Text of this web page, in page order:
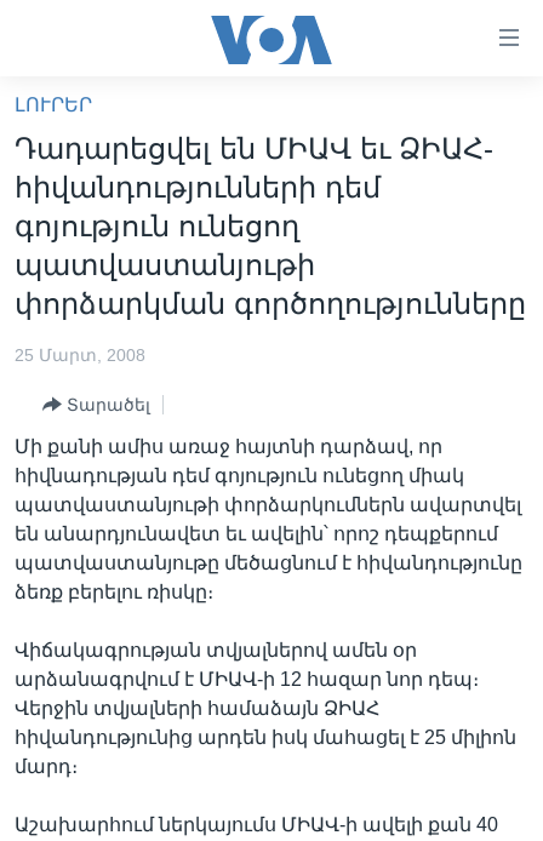
հիմնական
բովանդակությանը
անցնել
հիմնական
բովանդակությանը
հիմնական
բովանդակություն
ԼՈՒՐԵՐ
ՏԵՍԱՆՅՈՒԹԵՐ
ՖԻԼՄԵՐ
ՖԻԼՄԵՐ
ՄԵՐ ՄԱՍԻՆ
ԿԱՊ ՄԵԶ ՀԵՏ
Learning English
ՀԵՏԵՒԵՔ ՄԵԶ
ԼՈՒՐԵՐ
Դադարեցվել են ՄԻԱՎ եւ ՁԻԱՀ-
հիվանդությունների դեմ
գոյություն ունեցող
պատվաստանյութի
փորձարկման գործողությունները
25 Մարտ, 2008
Տարածել
Մի քանի ամիս առաջ հայտնի դարձավ, որ
հիվնադության դեմ գոյություն ունեցող միակ
պատվաստանյութի փորձարկումներն ավարտվել
են անարդյունավետ եւ ավելին՝ որոշ դեպքերում
պատվաստանյութը մեծացնում է հիվանդությունը
ձեռք բերելու ռիսկը։
Վիճակագրության տվյալներով ամեն օր
արձանագրվում է ՄԻԱՎ-ի 12 հազար նոր դեպ։
Վերջին տվյալների համաձայն ՁԻԱՀ
հիվանդությունից արդեն իսկ մահացել է 25 միլիոն
մարդ։
Աշախարհում ներկայումս ՄԻԱՎ-ի ավելի քան 40